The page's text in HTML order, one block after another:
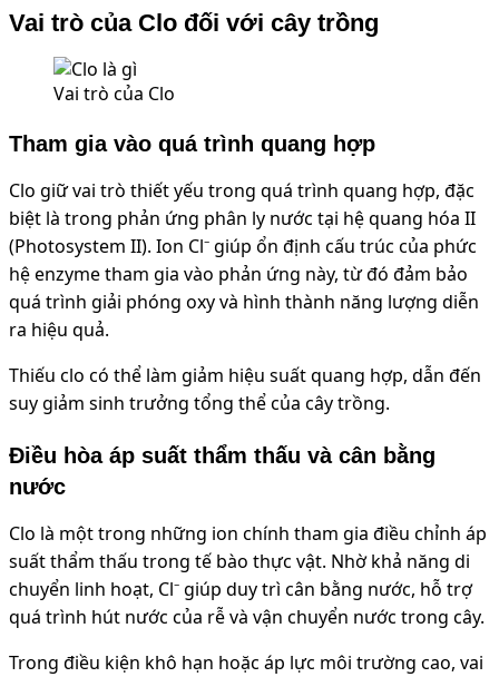
Vai trò của Clo đối với cây trồng
Vai trò của Clo
Tham gia vào quá trình quang hợp
Clo giữ vai trò thiết yếu trong quá trình quang hợp, đặc
biệt là trong phản ứng phân ly nước tại hệ quang hóa II
(Photosystem II). Ion Cl⁻ giúp ổn định cấu trúc của phức
hệ enzyme tham gia vào phản ứng này, từ đó đảm bảo
quá trình giải phóng oxy và hình thành năng lượng diễn
ra hiệu quả.
Thiếu clo có thể làm giảm hiệu suất quang hợp, dẫn đến
suy giảm sinh trưởng tổng thể của cây trồng.
Điều hòa áp suất thẩm thấu và cân bằng
nước
Clo là một trong những ion chính tham gia điều chỉnh áp
suất thẩm thấu trong tế bào thực vật. Nhờ khả năng di
chuyển linh hoạt, Cl⁻ giúp duy trì cân bằng nước, hỗ trợ
quá trình hút nước của rễ và vận chuyển nước trong cây.
Trong điều kiện khô hạn hoặc áp lực môi trường cao, vai